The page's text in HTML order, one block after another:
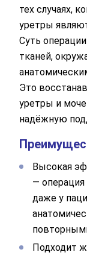
тех случаях,
уретры
Суть
тканей,
Это
уретры и
надёжную
Высокая
— операция
даже у
Подходит